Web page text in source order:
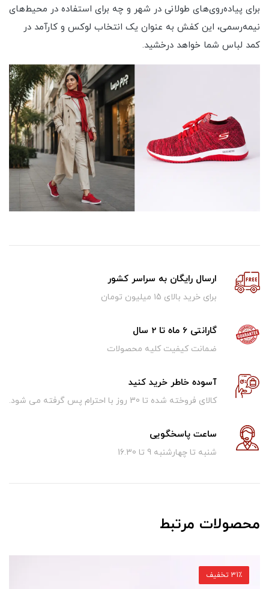
برای پیاده‌روی‌های طولانی در شهر و چه برای استفاده در محیط‌های
نیمه‌رسمی، این کفش به عنوان یک انتخاب لوکس و کارآمد در
کمد لباس شما خواهد درخشید.
ارسال رایگان به سراسر کشور
برای خرید بالای ۱5 میلیون تومان
گارانتی 6 ماه تا 2 سال
ضمانت کیفیت کلیه محصولات
آسوده خاطر خرید کنید
کالای فروخته شده تا 30 روز با احترام پس گرفته می شود.
ساعت پاسخگویی
شنبه تا چهارشنبه 9 تا 16.30
محصولات مرتبط
31٪ تخفیف